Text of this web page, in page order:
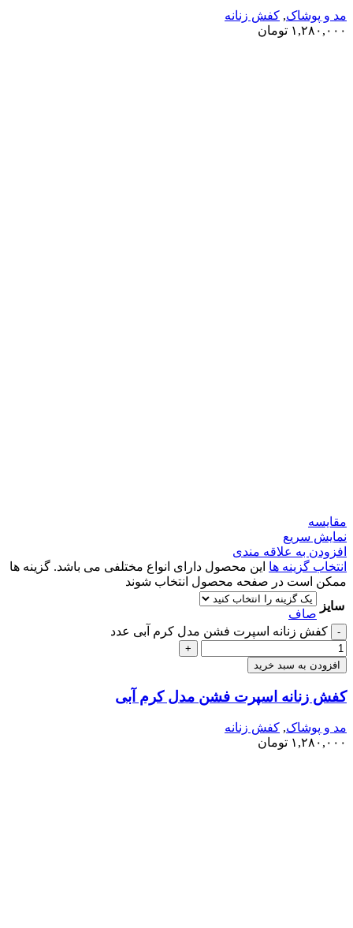
مد و پوشاک, کفش زنانه
۱,۲۸۰,۰۰۰ تومان
مقايسه
نمایش سریع
افزودن به علاقه مندی
انتخاب گزینه ها این محصول دارای انواع مختلفی می باشد. گزینه ها
ممکن است در صفحه محصول انتخاب شوند
سایز
صاف
- کفش زنانه اسپرت فشن مدل کرم آبی عدد
+
افزودن به سبد خرید
کفش زنانه اسپرت فشن مدل کرم آبی
مد و پوشاک, کفش زنانه
۱,۲۸۰,۰۰۰ تومان